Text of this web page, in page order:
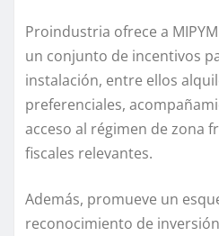
Proindustria ofrece a
un conjunto de incentivos
instalación, entre ellos
preferenciales,
acceso al régimen de zona
fiscales relevantes.
Además, promueve un
reconocimiento de